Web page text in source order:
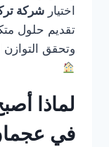
اختيار شركة
تقديم حلول
وتحقق
لماذا
في